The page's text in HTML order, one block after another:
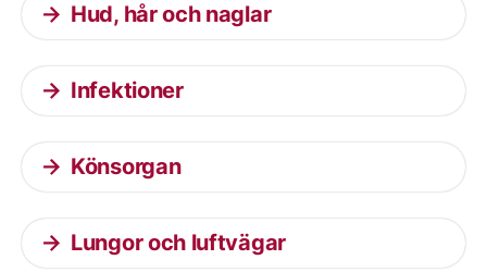
Hud, hår och naglar
Infektioner
Könsorgan
Lungor och luftvägar